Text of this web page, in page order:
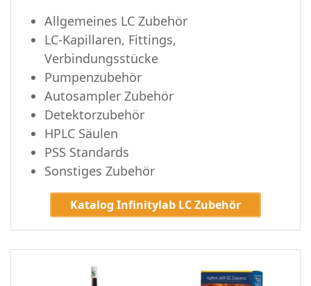
Allgemeines LC Zubehör
LC-Kapillaren, Fittings,
Verbindungsstücke
Pumpenzubehör
Autosampler Zubehör
Detektorzubehör
HPLC Säulen
PSS Standards
Sonstiges Zubehör
Katalog Infinitylab LC Zubehör